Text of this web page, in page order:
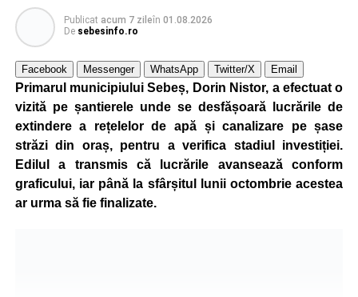
Reprezentanții Primăriei Sebeș precizează că măsura nu
va afecta siguranța traficului rutier și pietonal, iar
vizibilitatea pe străzile municipiului va fi menținută la un
nivel corespunzător.
Administrația locală subliniază că decizia are caracter
temporar și este adoptată în contextul actualei situații
energetice din România, în condițiile în care autoritățile
centrale au cerut instituțiilor publice să adopte măsuri
pentru reducerea cheltuielilor și a consumului de energie,
Publicat acum 7 zileîn 01.08.2026
De sebesinfo.ro
Facebook Messenger WhatsApp Twitter/X Email
Primarul municipiului Sebeș, Dorin Nistor, a efectuat o
vizită pe șantierele unde se desfășoară lucrările de
extindere a rețelelor de apă și canalizare pe șase
străzi din oraș, pentru a verifica stadiul investiției.
Edilul a transmis că lucrările avansează conform
graficului, iar până la sfârșitul lunii octombrie acestea
ar urma să fie finalizate.